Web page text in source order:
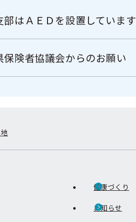
部はＡＥＤを設置しています
保険者協議会からのお願い
健康づくり
お知らせ